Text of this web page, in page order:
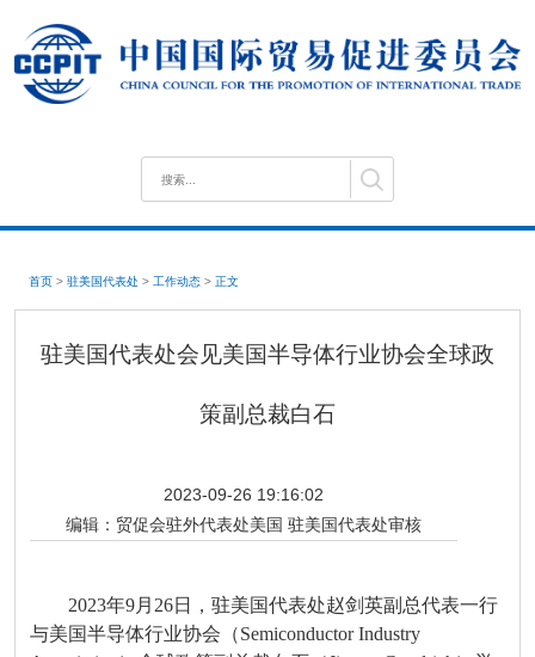
首页 > 驻美国代表处 > 工作动态 > 正文
驻美国代表处会见美国半导体行业协会全球政
策副总裁白石
2023-09-26 19:16:02
编辑： 贸促会驻外代表处美国 驻美国代表处审核
2023年9月26日，驻美国代表处赵剑英副总代表一行
与美国半导体行业协会（Semiconductor Industry